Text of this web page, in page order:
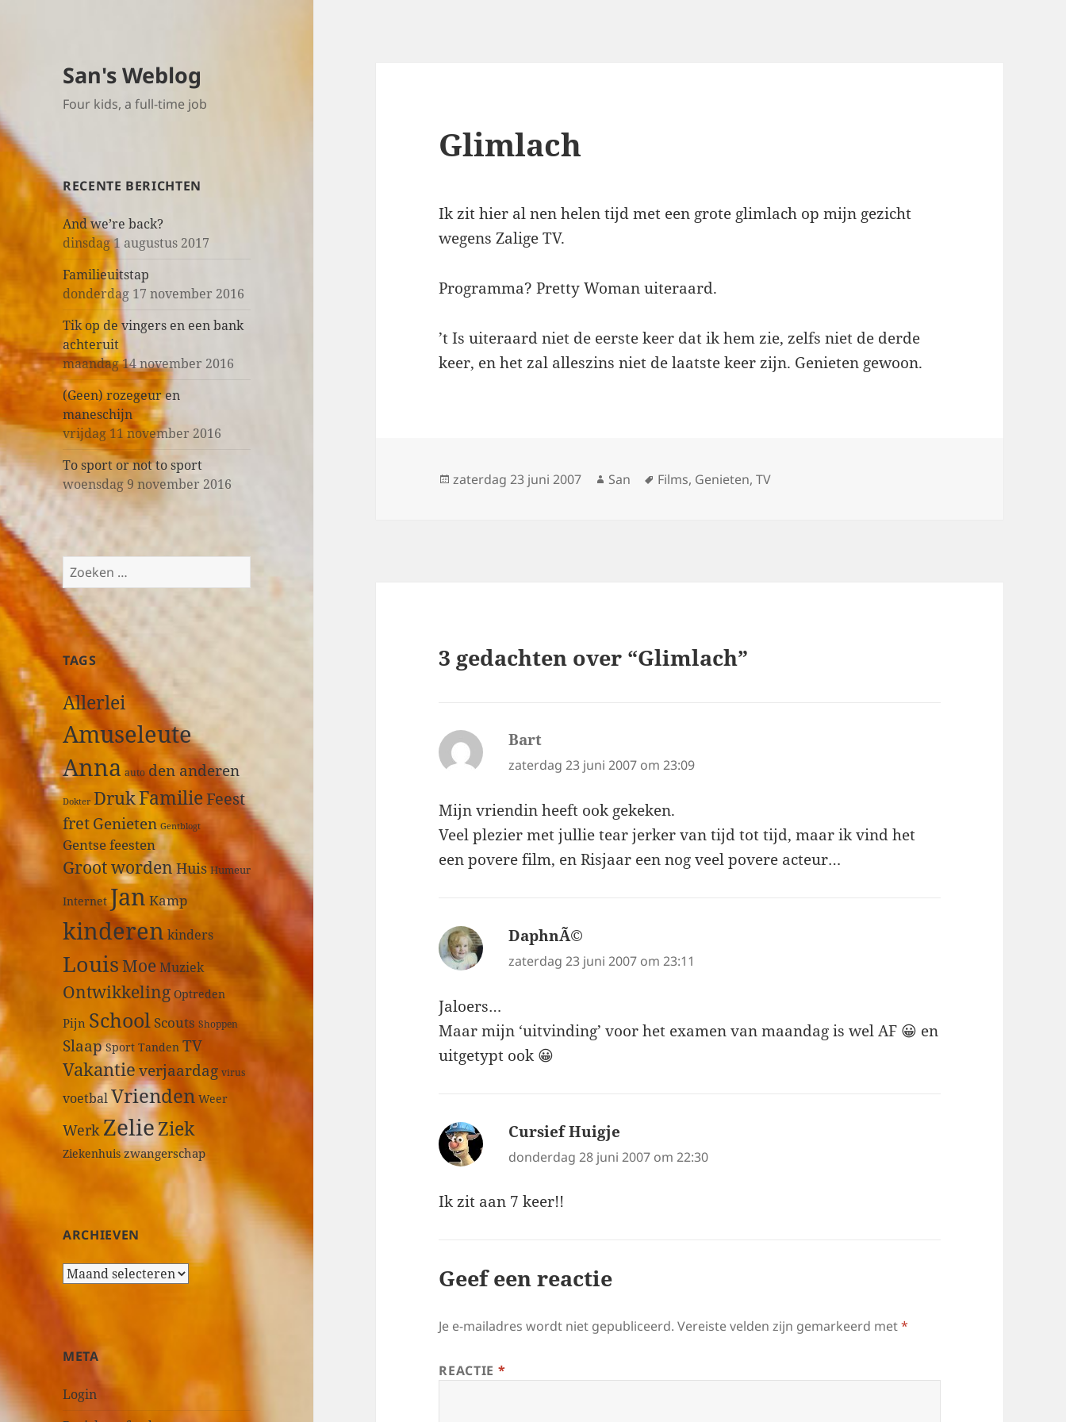
San's Weblog
Four kids, a full-time job
RECENTE BERICHTEN
And we’re back?
dinsdag 1 augustus 2017
Familieuitstap
donderdag 17 november 2016
Tik op de vingers en een bank
achteruit
maandag 14 november 2016
(Geen) rozegeur en
maneschijn
vrijdag 11 november 2016
To sport or not to sport
woensdag 9 november 2016
Z
o
e
k
n
n
a
a
r
TAGS
Allerlei
Amuseleute
Anna auto den anderen
Dokter DrukFamilieFeest
fretGenieten Gentblogt
Gentse feesten
Groot wordenHuis Humeur
Internet Jan Kamp
kinderen kinders
LouisMoeMuziek
Ontwikkeling Optreden
Pijn SchoolScouts Shoppen
Slaap Sport Tanden TV
Vakantieverjaardag virus
voetbalVrienden Weer
WerkZelieZiek
Ziekenhuis zwangerschap
ARCHIEVEN
A
i
v
META
Login
Glimlach
Ik zit hier al nen helen tijd met een grote glimlach op mijn gezicht
wegens Zalige TV.
Programma? Pretty Woman uiteraard.
’t Is uiteraard niet de eerste keer dat ik hem zie, zelfs niet de derde
keer, en het zal alleszins niet de laatste keer zijn. Genieten gewoon.
Geplaatst
zaterdag 23 juni 2007 Auteur
San Tags
Films, Genieten,TV
3 gedachten over “Glimlach”
Bart
zaterdag 23 juni 2007 om 23:09
Mijn vriendin heeft ook gekeken.
Veel plezier met jullie tear jerker van tijd tot tijd, maar ik vind het
een povere film, en Risjaar een nog veel povere acteur…
DaphnÃ©
zaterdag 23 juni 2007 om 23:11
Jaloers…
Maar mijn ‘uitvinding’ voor het examen van maandag is wel AF 😀 en
uitgetypt ook 😀
Cursief Huigje
donderdag 28 juni 2007 om 22:30
Ik zit aan 7 keer!!
Geef een reactie
Je e-mailadres wordt niet gepubliceerd. Vereiste velden zijn gemarkeerd met*
REACTIE *